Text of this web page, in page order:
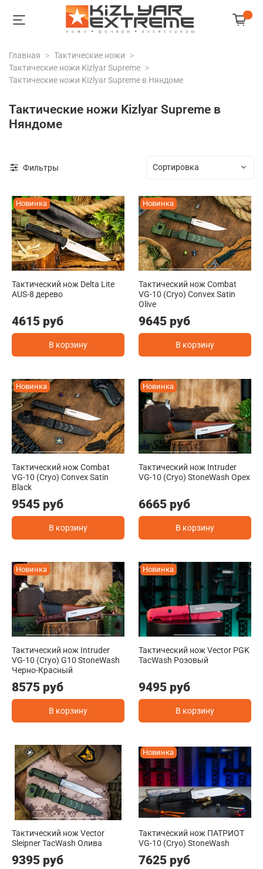
Главная
Тактические ножи
Тактические ножи Kizlyar Supreme
Тактические ножи Kizlyar Supreme в Няндоме
Тактические ножи Kizlyar Supreme в
Няндоме
Фильтры
Новинка
Тактический нож Delta Lite
AUS-8 дерево
4615 руб
В корзину
Новинка
Тактический нож Combat
VG-10 (Cryo) Convex Satin
Olive
9645 руб
В корзину
Новинка
Тактический нож Combat
VG-10 (Cryo) Convex Satin
Black
9545 руб
В корзину
Новинка
Тактический нож Intruder
VG-10 (Cryo) StoneWash Орех
6665 руб
В корзину
Новинка
Тактический нож Intruder
VG-10 (Cryo) G10 StoneWash
Черно-Красный
8575 руб
В корзину
Новинка
Тактический нож Vector PGK
TacWash Розовый
9495 руб
В корзину
Тактический нож Vector
Sleipner TacWash Олива
9395 руб
Новинка
Тактический нож ПАТРИОТ
VG-10 (Cryo) StoneWash
7625 руб